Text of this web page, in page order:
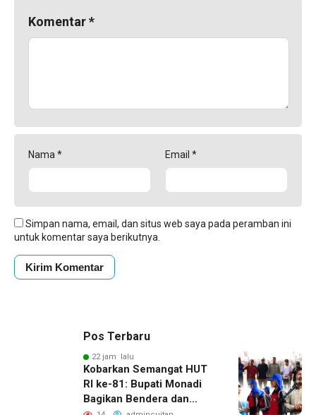
Komentar*
Nama* Email *
Simpan nama, email, dan situs web saya pada peramban ini
untuk komentar saya berikutnya.
Pos Terbaru
22 jam lalu
Kobarkan Semangat HUT
RI ke-81: Bupati Monadi
Bagikan Bendera dan